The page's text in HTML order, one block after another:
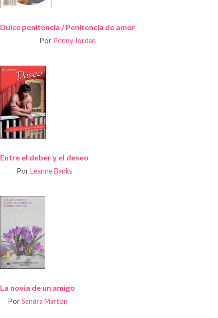
Dulce penitencia / Penitencia de amor
Por Penny Jordan
Entre el deber y el deseo
Por Leanne Banks
La novia de un amigo
Por Sandra Marton